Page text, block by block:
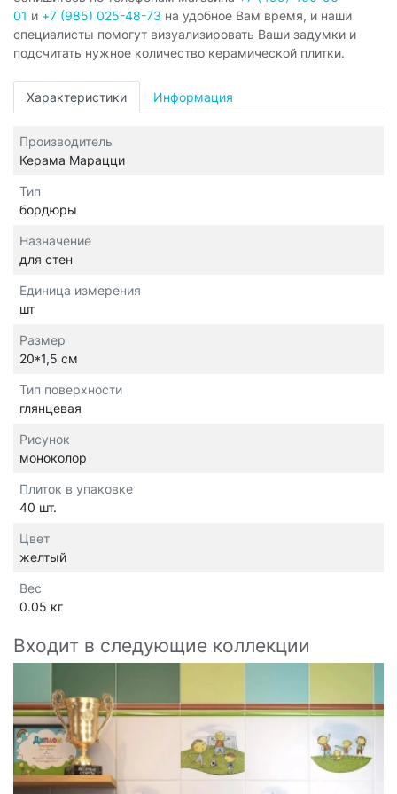
01 и +7 (985) 025-48-73 на удобное Вам время, и наши
специалисты помогут визуализировать Ваши задумки и
подсчитать нужное количество керамической плитки.
Характеристики Информация
Производитель
Керама Марацци
Тип
бордюры
Назначение
для стен
Единица измерения
шт
Размер
20*1,5 см
Тип поверхности
глянцевая
Рисунок
моноколор
Плиток в упаковке
40 шт.
Цвет
желтый
Вес
0.05 кг
Входит в следующие коллекции